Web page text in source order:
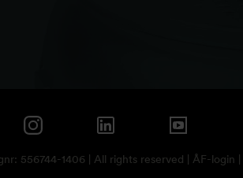
556744-1406 | All rights reserved | ÅF-login